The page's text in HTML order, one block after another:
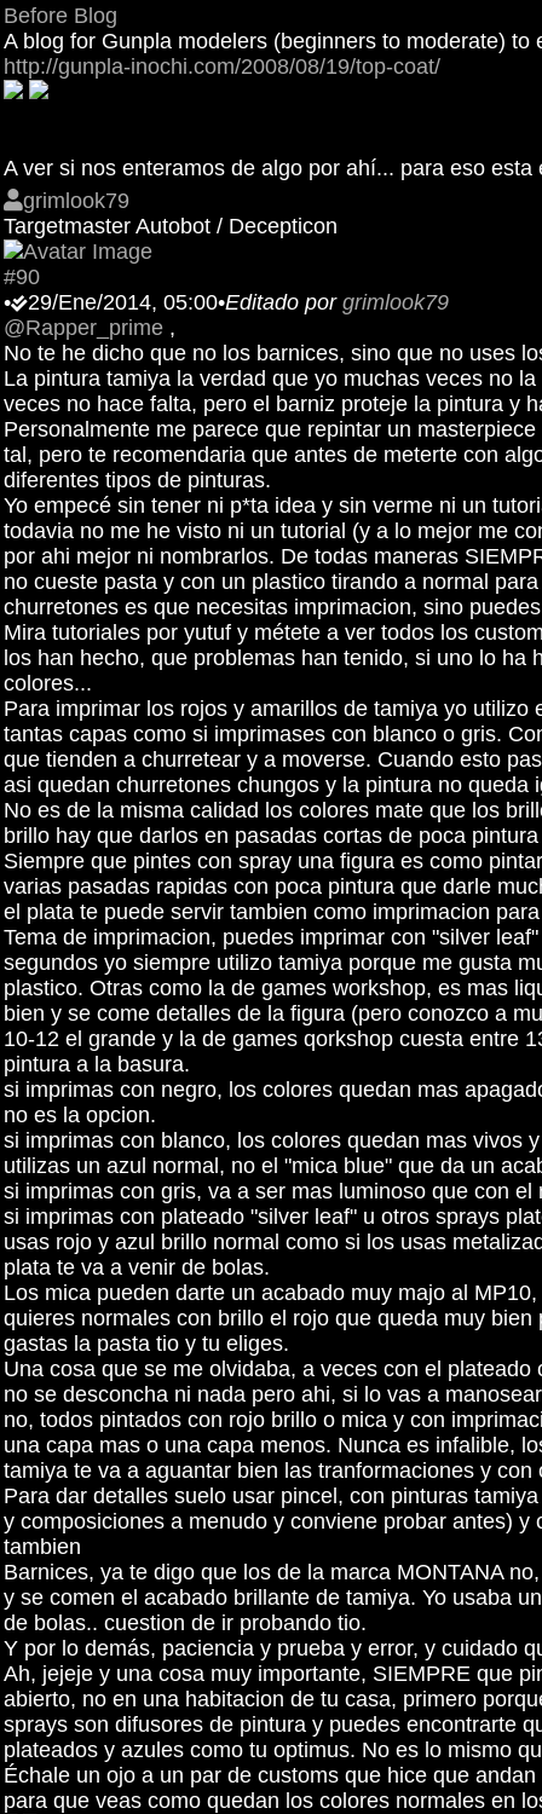
Before Blog
A blog for Gunpla modelers (beginners to moderate)
http://gunpla-inochi.com/2008/08/19/top-coat/
A ver si nos enteramos de algo por ahí... para eso
grimlook79
Targetmaster Autobot / Decepticon
#90
•
29/Ene/2014, 05:00•Editado por grimlook79
@Rapper_prime ,
No te he dicho que no los barnices, sino que no uses
La pintura tamiya la verdad que yo muchas veces no
veces no hace falta, pero el barniz proteje la pintura y
Personalmente me parece que repintar un
tal, pero te recomendaria que antes de meterte con
diferentes tipos de pinturas.
Yo empecé sin tener ni p*ta idea y sin verme ni un
todavia no me he visto ni un tutorial (y a lo mejor me
por ahi mejor ni nombrarlos. De todas maneras
no cueste pasta y con un plastico tirando a normal
churretones es que necesitas imprimacion, sino
Mira tutoriales por yutuf y métete a ver todos los
los han hecho, que problemas han tenido, si uno lo
colores...
Para imprimar los rojos y amarillos de tamiya yo
tantas capas como si imprimases con blanco o gris.
que tienden a churretear y a moverse. Cuando esto
asi quedan churretones chungos y la pintura no queda
No es de la misma calidad los colores mate que los
brillo hay que darlos en pasadas cortas de poca
Siempre que pintes con spray una figura es como
varias pasadas rapidas con poca pintura que darle
el plata te puede servir tambien como imprimacion
Tema de imprimacion, puedes imprimar con "silver
segundos yo siempre utilizo tamiya porque me gusta
plastico. Otras como la de games workshop, es mas
bien y se come detalles de la figura (pero conozco a
10-12 el grande y la de games qorkshop cuesta entre
pintura a la basura.
si imprimas con negro, los colores quedan mas
no es la opcion.
si imprimas con blanco, los colores quedan mas vivos
utilizas un azul normal, no el "mica blue" que da un
si imprimas con gris, va a ser mas luminoso que con
si imprimas con plateado "silver leaf" u otros sprays
usas rojo y azul brillo normal como si los usas
plata te va a venir de bolas.
Los mica pueden darte un acabado muy majo al
quieres normales con brillo el rojo que queda muy
gastas la pasta tio y tu eliges.
Una cosa que se me olvidaba, a veces con el
no se desconcha ni nada pero ahi, si lo vas a
no, todos pintados con rojo brillo o mica y con
una capa mas o una capa menos. Nunca es infalible,
tamiya te va a aguantar bien las tranformaciones y
Para dar detalles suelo usar pincel, con pinturas
y composiciones a menudo y conviene probar antes)
tambien
Barnices, ya te digo que los de la marca MONTANA
y se comen el acabado brillante de tamiya. Yo usaba
de bolas.. cuestion de ir probando tio.
Y por lo demás, paciencia y prueba y error, y cuidado
Ah, jejeje y una cosa muy importante, SIEMPRE que
abierto, no en una habitacion de tu casa, primero
sprays son difusores de pintura y puedes encontrarte
plateados y azules como tu optimus. No es lo mismo
Échale un ojo a un par de customs que hice que
para que veas como quedan los colores normales en